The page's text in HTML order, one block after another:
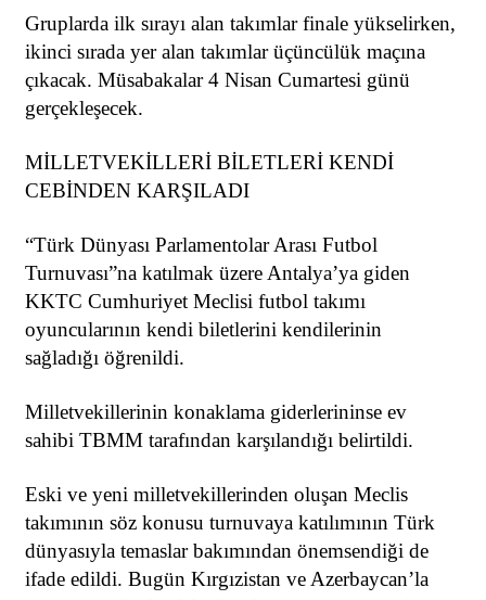
Gruplarda ilk sırayı alan takımlar finale yükselirken,
ikinci sırada yer alan takımlar üçüncülük maçına
çıkacak. Müsabakalar 4 Nisan Cumartesi günü
gerçekleşecek.
MİLLETVEKİLLERİ BİLETLERİ KENDİ
CEBİNDEN KARŞILADI
“Türk Dünyası Parlamentolar Arası Futbol
Turnuvası”na katılmak üzere Antalya’ya giden
KKTC Cumhuriyet Meclisi futbol takımı
oyuncularının kendi biletlerini kendilerinin
sağladığı öğrenildi.
Milletvekillerinin konaklama giderlerininse ev
sahibi TBMM tarafından karşılandığı belirtildi.
Eski ve yeni milletvekillerinden oluşan Meclis
takımının söz konusu turnuvaya katılımının Türk
dünyasıyla temaslar bakımından önemsendiği de
ifade edildi. Bugün Kırgızistan ve Azerbaycan’la